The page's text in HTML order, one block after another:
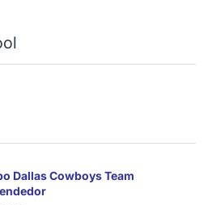
Dallas Cowboys Team